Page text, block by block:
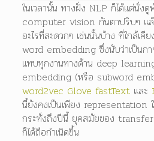
ในเวลานั้น ทางฝั่ง NLP ก็ได้แต่นั่ง
computer vision กันตาปริบๆ แล้
อะไรที่สะดวกๆ เช่นนั้นบ้าง ที่ใกล้เคี
word embedding ซึ่งนับว่าเป็นก
แทบทุกงานทางด้าน deep
embedding (หรือ subword
word2vec Glove fastTextและ
นี้ยังคงเป็นเพียง representation
กระทั่งถึงปีนี้ ยุคสมัยของ
ก็ได้ถือกำเนิดขึ้น